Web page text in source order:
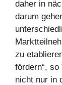
daher in
darum
zu
fördern“,
nicht nur in